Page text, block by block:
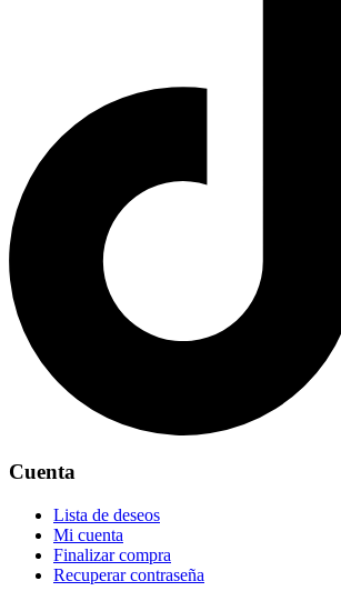
Cuenta
Lista de deseos
Mi cuenta
Finalizar compra
Recuperar contraseña